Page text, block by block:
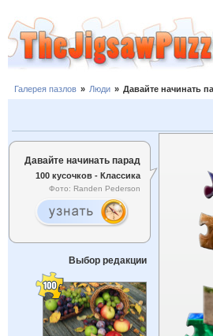
Галерея пазлов » Люди » Давайте начинать
Давайте начинать парад
100 кусочков - Классика
Фото: Randen Pederson
Выбор редакции